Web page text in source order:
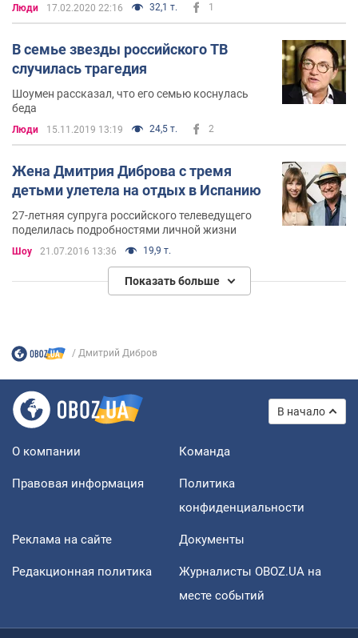
Люди 17.02.2020 22:16 32,1 т. 1
В семье звезды российского ТВ
случилась трагедия
Шоумен рассказал, что его семью коснулась
беда
Люди 15.11.2019 13:19 24,5 т. 2
Жена Дмитрия Диброва с тремя
детьми улетела на отдых в Испанию
27-летняя супруга российского телеведущего
поделилась подробностями личной жизни
Шоу 21.07.2016 13:36 19,9 т.
Показать больше
Дмитрий Дибров
В начало
О компании Команда
Правовая информация
Политика
конфиденциальности
Реклама на сайте Документы
Редакционная политика
Журналисты OBOZ.UA на
месте событий